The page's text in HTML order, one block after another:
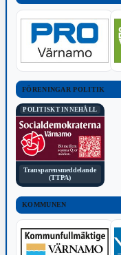
FÖRENINGAR POLITIK
POLITISKT INNEHÅLL
Transparensmeddelande
(TTPA)
KOMMUNEN